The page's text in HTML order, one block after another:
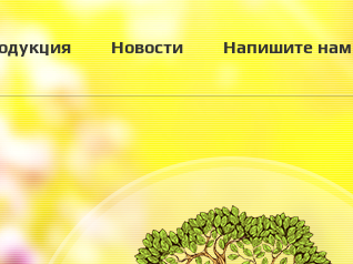
Новости Напишите нам